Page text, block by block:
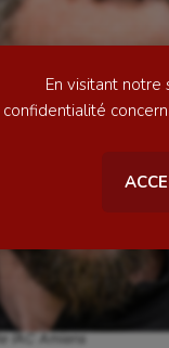
En visitant
confidentialité
américain
rythmique
l’AC Amiens